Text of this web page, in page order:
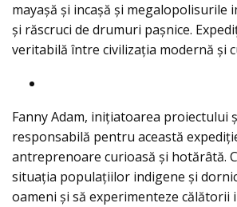
mayașă și incașă și megalopolisurile
și răscruci de drumuri pașnice.
veritabilă între civilizația modernă și
Fanny Adam, inițiatoarea proiectului
responsabilă pentru această
antreprenoare curioasă și hotărâtă.
situația populațiilor indigene și
oameni și să experimenteze călătorii